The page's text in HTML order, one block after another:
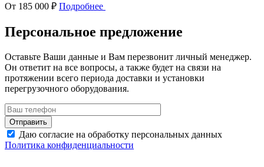
От 185 000 ₽ Подробнее
Персональное предложение
Оставьте Ваши данные и Вам перезвонит личный менеджер.
Он ответит на все вопросы, а также будет на связи на
протяжении всего периода доставки и установки
перегрузочного оборудования.
Даю согласие на обработку персональных данных
Политика конфиденциальности